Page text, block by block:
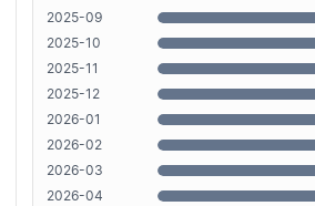
2025-09
2025-10
2025-11
2025-12
2026-01
2026-02
2026-03
2026-04